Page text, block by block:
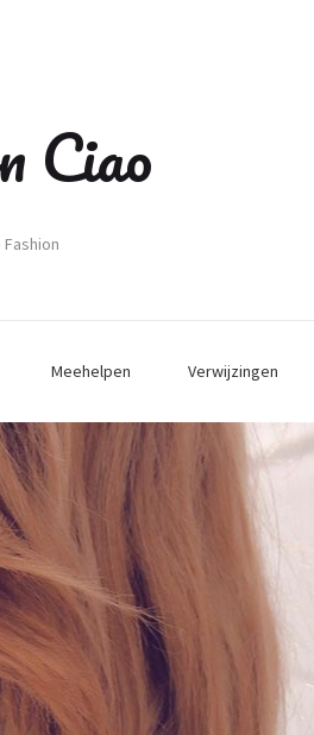
Ciao
Meehelpen Verwijzingen